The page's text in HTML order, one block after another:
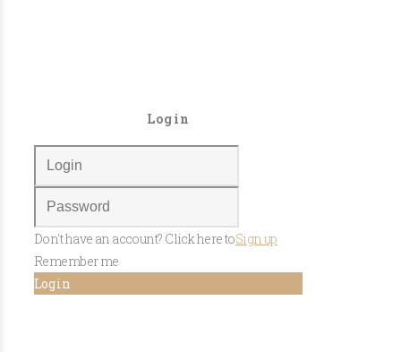
Login
Don't have an account? Click here toSign up
Remember me
Log in